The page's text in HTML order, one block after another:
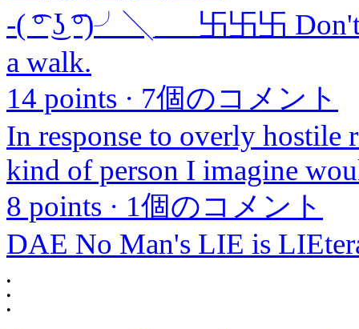
-( ͡° ͜ʖ ͡°)╯╲___卐卐卐 Don't
a walk.
14 points · 7個のコメント
In response to overly
kind of person I imagine
8 points · 1個のコメント
DAE No Man's LIE is
•
•
•